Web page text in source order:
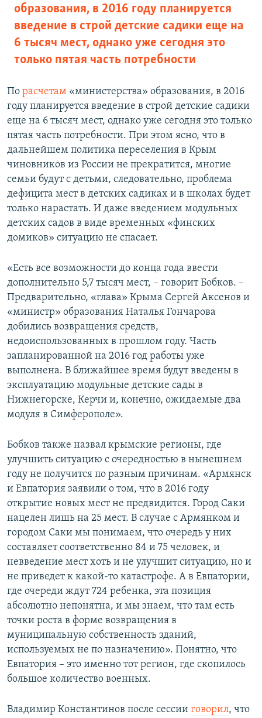
образования, в 2016 году планируется
введение в строй детские садики еще на
6 тысяч мест, однако уже сегодня это
только пятая часть потребности
По расчетам «министерства» образования, в 2016
году планируется введение в строй детские садики
еще на 6 тысяч мест, однако уже сегодня это только
пятая часть потребности. При этом ясно, что в
дальнейшем политика переселения в Крым
чиновников из России не прекратится, многие
семьи будут с детьми, следовательно, проблема
дефицита мест в детских садиках и в школах будет
только нарастать. И даже введением модульных
детских садов в виде временных «финских
домиков» ситуацию не спасает.
«Есть все возможности до конца года ввести
дополнительно 5,7 тысяч мест, – говорит Бобков. –
Предварительно, «глава» Крыма Сергей Аксенов и
«министр» образования Наталья Гончарова
добились возвращения средств,
недоиспользованных в прошлом году. Часть
запланированной на 2016 год работы уже
выполнена. В ближайшее время будут введены в
эксплуатацию модульные детские сады в
Нижнегорске, Керчи и, конечно, ожидаемые два
модуля в Симферополе».
Бобков также назвал крымские регионы, где
улучшить ситуацию с очередностью в нынешнем
году не получится по разным причинам. «Армянск
и Евпатория заявили о том, что в 2016 году
открытие новых мест не предвидится. Город Саки
нацелен лишь на 25 мест. В случае с Армянком и
городом Саки мы понимаем, что очередь у них
составляет соответственно 84 и 75 человек, и
невведение мест хоть и не улучшит ситуацию, но и
не приведет к какой-то катастрофе. А в Евпатории,
где очереди ждут 724 ребенка, эта позиция
абсолютно непонятна, и мы знаем, что там есть
точки роста в форме возвращения в
муниципальную собственность зданий,
используемых не по назначению». Понятно, что
Евпатория – это именно тот регион, где скопилось
большое количество военных.
Владимир Константинов после сессии говорил, что